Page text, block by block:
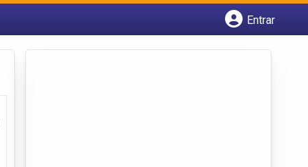
Entrar